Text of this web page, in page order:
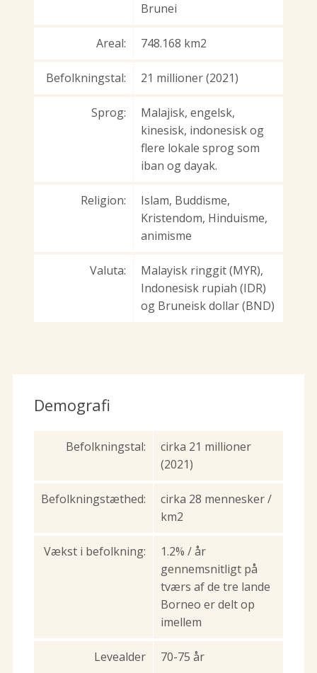
Brunei
Areal: 748.168 km2
Befolkningstal: 21 millioner (2021)
Sprog:
Malajisk, engelsk,
kinesisk, indonesisk og
flere lokale sprog som
iban og dayak.
Religion:
Islam, Buddisme,
Kristendom, Hinduisme,
animisme
Valuta:
Malayisk ringgit (MYR),
Indonesisk rupiah (IDR)
og Bruneisk dollar (BND)
Demografi
Befolkningstal:
cirka 21 millioner
(2021)
Befolkningstæthed:
cirka 28 mennesker /
km2
Vækst i befolkning:
1.2% / år
gennemsnitligt på
tværs af de tre lande
Borneo er delt op
imellem
Levealder 70-75 år